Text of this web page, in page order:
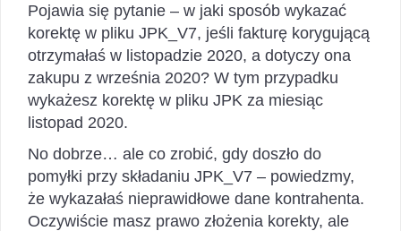
Pojawia się pytanie – w jaki sposób wykazać
korektę w pliku JPK_V7, jeśli fakturę korygującą
otrzymałaś w listopadzie 2020, a dotyczy ona
zakupu z września 2020? W tym przypadku
wykażesz korektę w pliku JPK za miesiąc
listopad 2020.
No dobrze… ale co zrobić, gdy doszło do
pomyłki przy składaniu JPK_V7 – powiedzmy,
że wykazałaś nieprawidłowe dane kontrahenta.
Oczywiście masz prawo złożenia korekty, ale